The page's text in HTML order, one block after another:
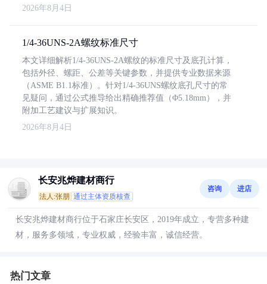
2026年8月4日
1/4-36UNS-2A螺纹标准尺寸
本文详细解析1/4-36UNS-2A螺纹的标准尺寸及底孔计算，
包括外径、螺距、公差等关键参数，并提供专业数据来源
（ASME B1.1标准）。针对1/4-36UNS螺纹底孔尺寸的常
见疑问，通过公式推导给出精确推荐值（Φ5.18mm），并
附加工艺建议与扩展知识。
2026年8月4日
长安兆烨建材商行
法人:张朋 通过主体资质核查
咨询 进店
长安兆烨建材商行位于石家庄长安区，2019年成立，专营多种建
材，服务多领域，专业权威，经验丰富，诚信经营。
热门文章